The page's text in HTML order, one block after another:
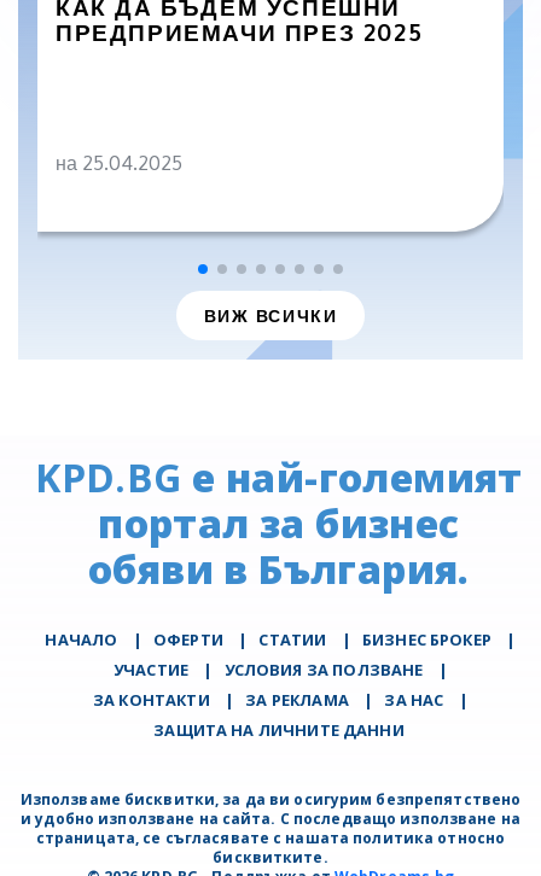
КАК ДА БЪДЕМ УСПЕШНИ
ПРЕДПРИЕМАЧИ ПРЕЗ 2025
на 25.04.2025
ВИЖ ВСИЧКИ
KPD.BG е най-големият
портал за бизнес
обяви в България.
НАЧАЛО | ОФЕРТИ | СТАТИИ | БИЗНЕС БРОКЕР
|
УЧАСТИЕ
| УСЛОВИЯ ЗА ПОЛЗВАНЕ
|
ЗА КОНТАКТИ
| ЗА РЕКЛАМА | ЗА НАС
|
ЗАЩИТА НА ЛИЧНИТЕ ДАННИ
Използваме бисквитки, за да ви осигурим безпрепятствено
и удобно използване на сайта. С последващо използване на
страницата, се съгласявате с нашата политика относно
бисквитките.